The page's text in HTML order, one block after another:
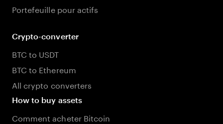
Portefeuille pour actifs
Crypto-converter
BTC to USDT
BTC to Ethereum
All crypto converters
How to buy assets
Comment acheter Bitcoin